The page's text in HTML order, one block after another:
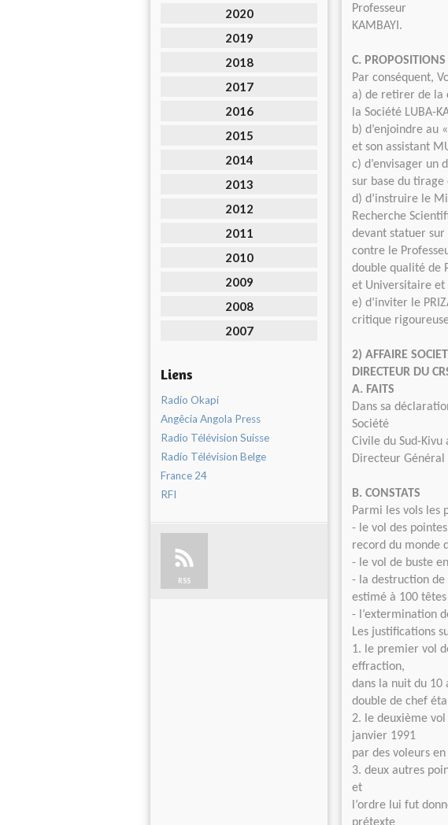
2020
2019
2018
2017
2016
2015
2014
2013
2012
2011
2010
2009
2008
2007
Liens
Radio Okapi
Angêcia Angola Press
Radio Télévision Suisse
Radio Télévision Belge
France 24
RFI
RSS
Professeur
KAMBAYI.
C. PROPOSITIONS
Par conséquent,
a) de retirer de la
la Société LUBA-
b) d’enjoindre au
et son assistant
c) d’envisager un
sur base du
d) d’instruire le
Recherche
devant statuer
contre le
double qualité de
et Universitaire et
e) d’inviter le
critique
2) AFFAIRE
DIRECTEUR DU
A. FAITS
Dans sa
Société
Civile du Sud-Kivu
Directeur Général
B. CONSTATS
Parmi les vols les
- le vol des
record du monde
- le vol de buste
- la destruction de
estimé à 100 têtes
- l’extermination
Les justifications
1. le premier vol
effraction,
dans la nuit du 10
double de chef
2. le deuxième
janvier 1991
par des voleurs
3. deux autres
et
l’ordre lui fut